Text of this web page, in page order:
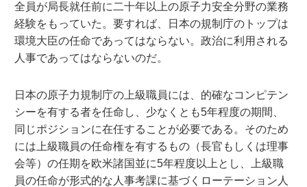
全員が局長就任前に二十年以上の原子力安全分野の業務
経験をもっていた。要すれば、日本の規制庁のトップは
環境大臣の任命であってはならない。政治に利用される
人事であってはならないのだ。
日本の原子力規制庁の上級職員には、的確なコンピテン
シーを有する者を任命し、少なくとも5年程度の期間、
同じポジションに在任することが必要である。そのため
には上級職員の任命権を有するもの（長官もしくは理事
会等）の任期を欧米諸国並に5年程度以上とし、上級職
員の任命が形式的な人事考課に基づくローテーション人